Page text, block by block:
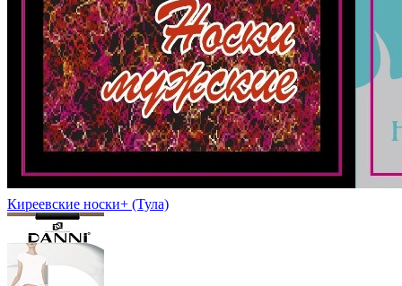
Киреевские носки+ (Тула)